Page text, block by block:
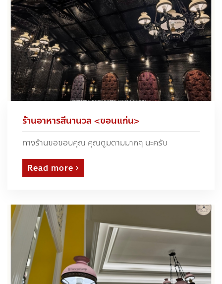
ร้านอาหารสีนานวล <ขอนแก่น>
ทางร้านขอขอบคุณ คุณตูมตามมากๆ นะครับ
Read more